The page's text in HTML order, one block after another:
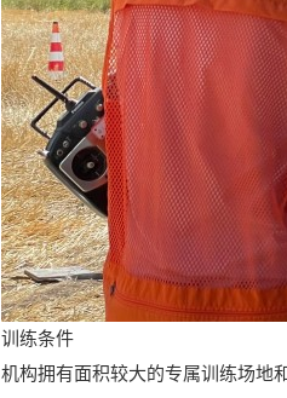
训练条件
机构拥有面积较大的专属训练场地